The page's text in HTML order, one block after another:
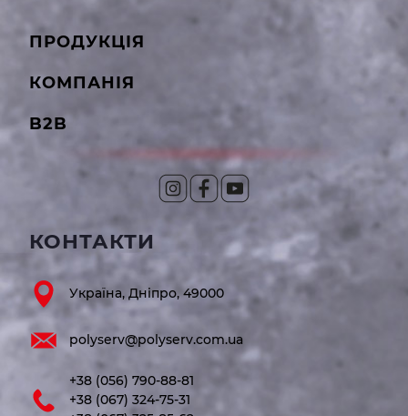
ПРОДУКЦІЯ
КОМПАНІЯ
B2B
КОНТАКТИ
Україна, Дніпро, 49000
polyserv@polyserv.com.ua
+38 (056) 790-88-81
+38 (067) 324-75-31